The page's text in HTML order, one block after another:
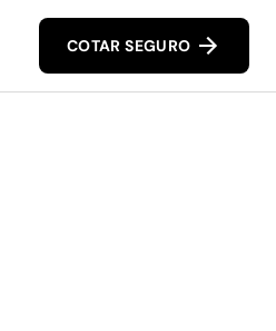
COTAR SEGURO